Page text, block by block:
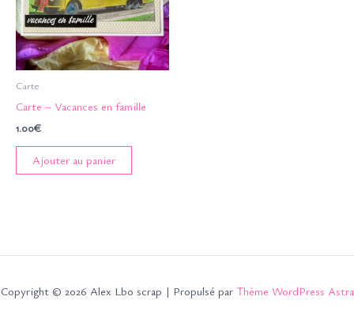
Carte
Carte – Vacances en famille
1.00€
Ajouter au panier
Copyright © 2026 Alex Lbo scrap | Propulsé par Thème WordPress Astra